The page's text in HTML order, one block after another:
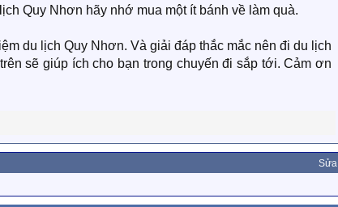
Quy Nhơn hãy nhớ mua một ít bánh về làm quà.
du lịch Quy Nhơn. Và giải đáp thắc mắc nên đi du lịch
sẽ giúp ích cho bạn trong chuyến đi sắp tới. Cảm ơn
Sửa